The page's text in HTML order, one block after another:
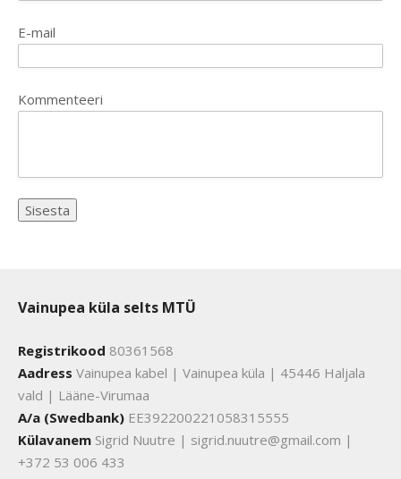
E-mail
Kommenteeri
Vainupea küla selts MTÜ
Registrikood 80361568
Aadress Vainupea kabel | Vainupea küla | 45446 Haljala
vald | Lääne-Virumaa
A/a (Swedbank) EE392200221058315555
Külavanem Sigrid Nuutre | sigrid.nuutre@gmail.com |
+372 53 006 433